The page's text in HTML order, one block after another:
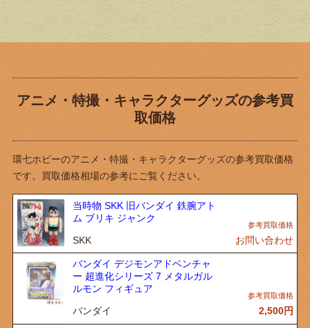
アニメ・特撮・キャラクターグッズの参考買
取価格
環七ホビーのアニメ・特撮・キャラクターグッズの参考買取価格
です。買取価格相場の参考にご覧ください。
当時物 SKK 旧バンダイ 鉄腕アト
ム ブリキ ジャンク
SKK お問い合わせ
バンダイ デジモンアドベンチャ
ー 超進化シリーズ 7 メタルガル
ルモン フィギュア
バンダイ 2,500円